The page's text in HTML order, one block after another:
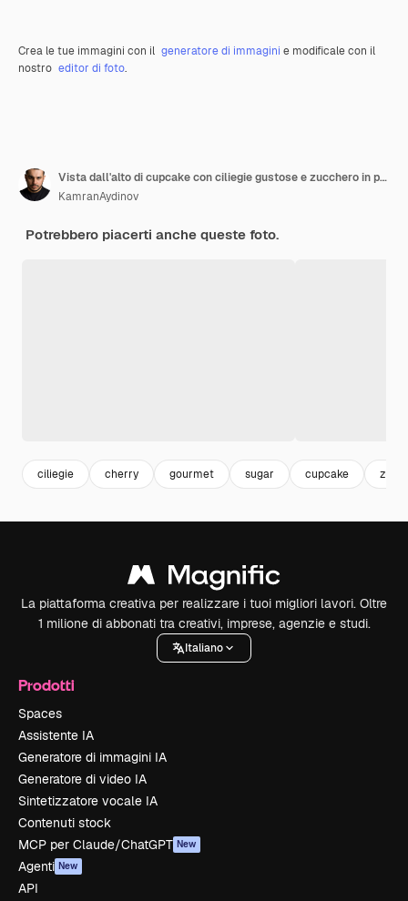
Crea le tue immagini con il generatore di immagini e modificale con il
nostro editor di foto.
Vista dall'alto di cupcake con ciliegie gustose e zucchero in polvere accanto al piatto di ciliegie
KamranAydinov
Potrebbero piacerti anche queste foto.
ciliegie cherry gourmet sugar cupcake
La piattaforma creativa per realizzare i tuoi migliori lavori. Oltre
1 milione di abbonati tra creativi, imprese, agenzie e studi.
Italiano
Prodotti
Spaces
Assistente IA
Generatore di immagini IA
Generatore di video IA
Sintetizzatore vocale IA
Contenuti stock
MCP per Claude/ChatGPT New
Agenti New
API